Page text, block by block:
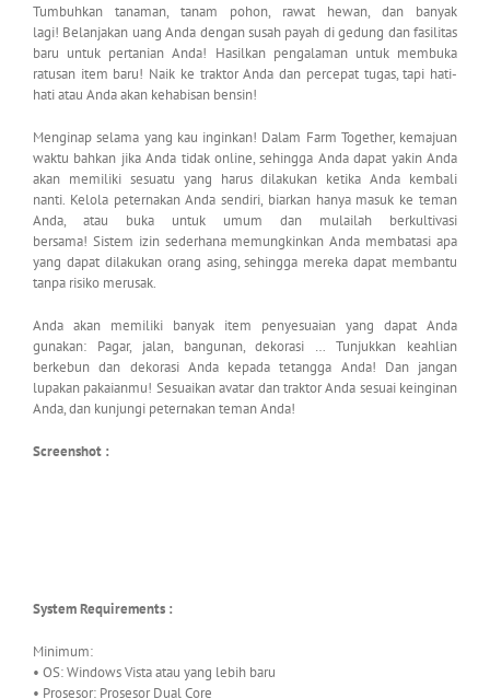
Tumbuhkan tanaman, tanam pohon, rawat hewan, dan banyak
lagi! Belanjakan uang Anda dengan susah payah di gedung dan fasilitas
baru untuk pertanian Anda! Hasilkan pengalaman untuk membuka
ratusan item baru! Naik ke traktor Anda dan percepat tugas, tapi hati-
hati atau Anda akan kehabisan bensin!
Menginap selama yang kau inginkan! Dalam Farm Together, kemajuan
waktu bahkan jika Anda tidak online, sehingga Anda dapat yakin Anda
akan memiliki sesuatu yang harus dilakukan ketika Anda kembali
nanti. Kelola peternakan Anda sendiri, biarkan hanya masuk ke teman
Anda, atau buka untuk umum dan mulailah berkultivasi
bersama! Sistem izin sederhana memungkinkan Anda membatasi apa
yang dapat dilakukan orang asing, sehingga mereka dapat membantu
tanpa risiko merusak.
Anda akan memiliki banyak item penyesuaian yang dapat Anda
gunakan: Pagar, jalan, bangunan, dekorasi … Tunjukkan keahlian
berkebun dan dekorasi Anda kepada tetangga Anda! Dan jangan
lupakan pakaianmu! Sesuaikan avatar dan traktor Anda sesuai keinginan
Anda, dan kunjungi peternakan teman Anda!
Screenshot :
System Requirements :
Minimum:
• OS: Windows Vista atau yang lebih baru
• Prosesor: Prosesor Dual Core